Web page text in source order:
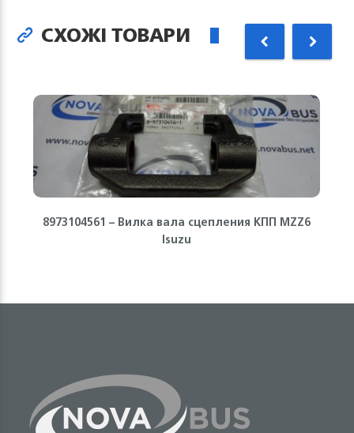
СХОЖІ ТОВАРИ
8973104561 – Вилка вала сцепления КПП MZZ6
Isuzu